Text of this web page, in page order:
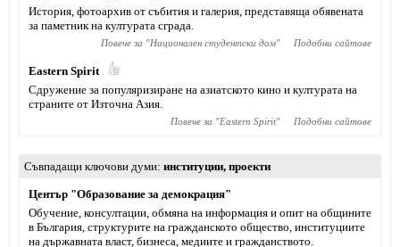
История, фотоархив от събития и галерия, представяща обявената
за паметник на културата сграда.
Повече за "Национален студентски дом" Подобни сайтове
Eastern Spirit
Сдружение за популяризиране на азиатското кино и културата на
страните от Източна Азия.
Повече за "Eastern Spirit" Подобни сайтове
Съвпадащи ключови думи институции, проекти
Център "Образование за демокрация"
Обучение, консултации, обмяна на информация и опит на общините
в България, структурите на гражданското общество, институциите
на държавната власт, бизнеса, медиите и гражданството.